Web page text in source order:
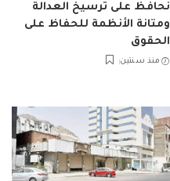
نحافظ على ترسيخ العدالة
ومتانة الأنظمة للحفاظ على
الحقوق
منذ سنتين